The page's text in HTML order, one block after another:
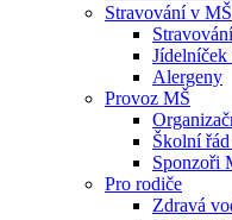
Stravování v MŠ
Stravování
Jídelníček
Alergeny
Provoz MŠ
Školní
Sponzoři
Pro rodiče
Zdravá